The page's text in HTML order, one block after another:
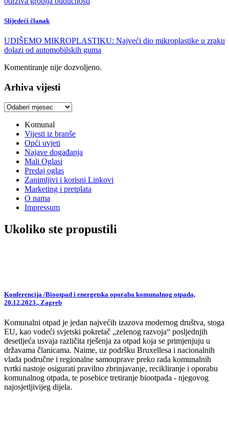
Slijedeći članak
UDIŠEMO MIKROPLASTIKU: Najveći dio mikroplastike u zraku
dolazi od automobilskih guma
Komentiranje nije dozvoljeno.
Arhiva vijesti
Arhiva
Komunal
Vijesti iz branše
Opći uvjeti
Najave događanja
Mali Oglasi
Predaj oglas
Zanimljivi i korisni Linkovi
Marketing i pretplata
O nama
Impressum
Ukoliko ste propustili
Konferencija /Biootpad i energetska oporaba komunalnog otpada,
20.12.2023., Zagreb
Komunalni otpad je jedan najvećih izazova modernog društva, stoga
EU, kao vodeći svjetski pokretač „zelenog razvoja“ posljednjih
desetljeća usvaja različita rješenja za otpad koja se primjenjuju u
državama članicama. Naime, uz podršku Bruxellesa i nacionalnih
vlada područne i regionalne samouprave preko rada komunalnih
tvrtki nastoje osigurati pravilno zbrinjavanje, recikliranje i oporabu
komunalnog otpada, te posebice tretiranje biootpada - njegovog
najosjetljivijeg dijela.